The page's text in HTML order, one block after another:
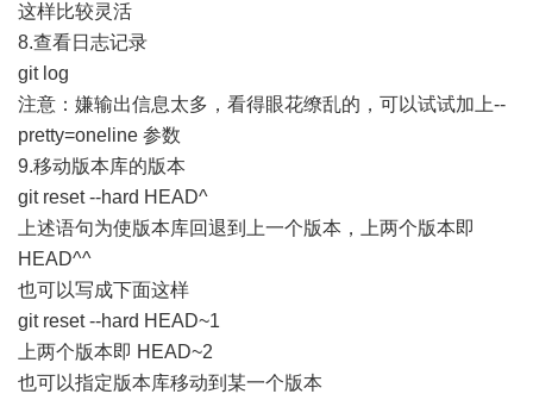
这样比较灵活
8.查看日志记录
git log
注意：嫌输出信息太多，看得眼花缭乱的，可以试试加上--
pretty=oneline 参数
9.移动版本库的版本
git reset --hard HEAD^
上述语句为使版本库回退到上一个版本，上两个版本即
HEAD^^
也可以写成下面这样
git reset --hard HEAD~1
上两个版本即 HEAD~2
也可以指定版本库移动到某一个版本